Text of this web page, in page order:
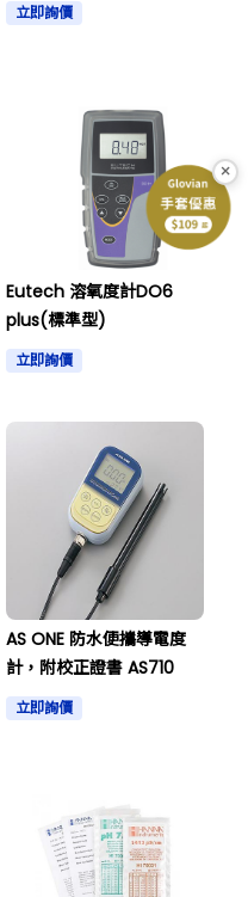
立即詢價
Eutech 溶氧度計DO6
plus(標準型)
立即詢價
AS ONE 防水便攜導電度
計，附校正證書 AS710
立即詢價
×